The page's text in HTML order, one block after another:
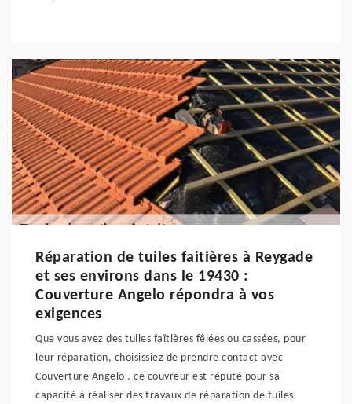
Réparation de tuiles faitières à Reygade
et ses environs dans le 19430 :
Couverture Angelo répondra à vos
exigences
Que vous avez des tuiles faîtières fêlées ou cassées, pour
leur réparation, choisissiez de prendre contact avec
Couverture Angelo . ce couvreur est réputé pour sa
capacité à réaliser des travaux de réparation de tuiles